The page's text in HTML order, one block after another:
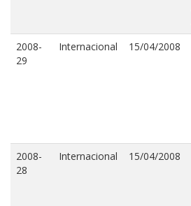
2008-
29
Internacional 15/04/2008
2008-
28
Internacional 15/04/2008